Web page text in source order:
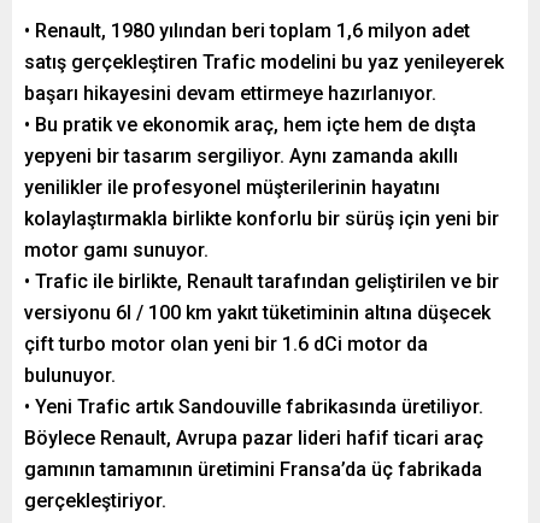
• Renault, 1980 yılından beri toplam 1,6 milyon adet
satış gerçekleştiren Trafic modelini bu yaz yenileyerek
başarı hikayesini devam ettirmeye hazırlanıyor.
• Bu pratik ve ekonomik araç, hem içte hem de dışta
yepyeni bir tasarım sergiliyor. Aynı zamanda akıllı
yenilikler ile profesyonel müşterilerinin hayatını
kolaylaştırmakla birlikte konforlu bir sürüş için yeni bir
motor gamı sunuyor.
• Trafic ile birlikte, Renault tarafından geliştirilen ve bir
versiyonu 6l / 100 km yakıt tüketiminin altına düşecek
çift turbo motor olan yeni bir 1.6 dCi motor da
bulunuyor.
• Yeni Trafic artık Sandouville fabrikasında üretiliyor.
Böylece Renault, Avrupa pazar lideri hafif ticari araç
gamının tamamının üretimini Fransa’da üç fabrikada
gerçekleştiriyor.